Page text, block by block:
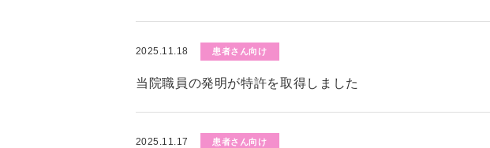
2025.11.18 患者さん向け
当院職員の発明が特許を取得しました
2025.11.17 患者さん向け